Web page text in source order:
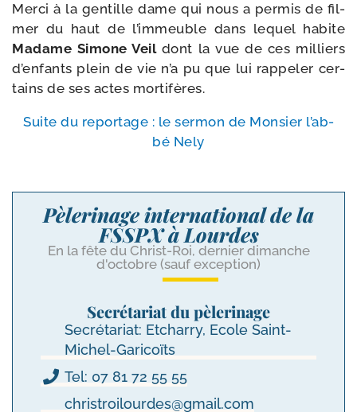
Merci à la gen­tille dame qui nous a per­mis de fil­
mer du haut de l’im­meuble dans lequel habite
Madame Simone Veil dont la vue de ces mil­liers
d’en­fants plein de vie n’a pu que lui rap­pe­ler cer­
tains de ses actes mortifères.
Suite du repor­tage : le ser­mon de Monsier l’ab­
bé Nely
Pèlerinage international de la
FSSPX à Lourdes
En la fête du Christ-Roi, dernier dimanche
d'octobre (sauf exception)
Secrétariat du pèlerinage
Secrétariat: Etcharry, Ecole Saint-
Michel-Garicoïts
Tel: 07 81 72 55 55
christroilourdes@gmail.com